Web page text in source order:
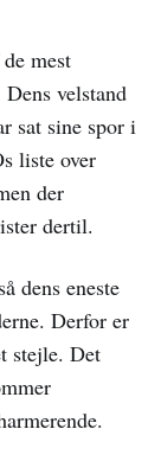
mest
velstand
sat sine spor i
liste over
der
dertil.
dens eneste
Derfor er
stejle. Det